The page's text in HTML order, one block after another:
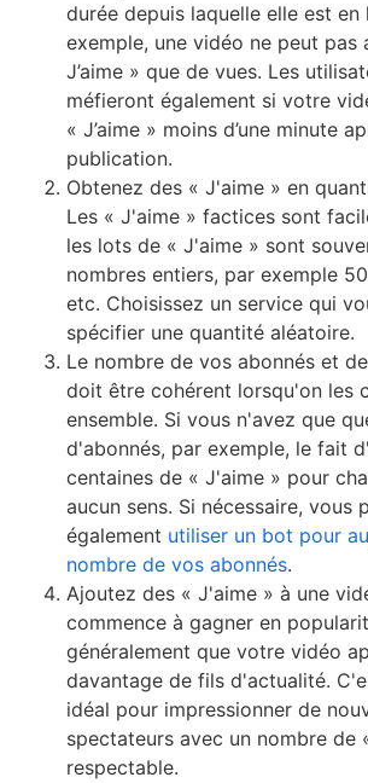
durée depuis laquelle elle est en
exemple, une vidéo ne peut pas
J’aime » que de vues. Les
méfieront également si votre
« J’aime » moins d’une minute
publication.
Obtenez des « J'aime » en
Les « J'aime » factices sont
les lots de « J'aime » sont
nombres entiers, par exemple
etc. Choisissez un service qui
spécifier une quantité aléatoire.
Le nombre de vos abonnés et
doit être cohérent lorsqu'on les
ensemble. Si vous n'avez que
d'abonnés, par exemple, le fait
centaines de « J'aime » pour
aucun sens. Si nécessaire, vous
également utiliser un bot pour
nombre de vos abonnés.
Ajoutez des « J'aime » à une
commence à gagner en
généralement que votre vidéo
davantage de fils d'actualité.
idéal pour impressionner de
spectateurs avec un nombre de
respectable.